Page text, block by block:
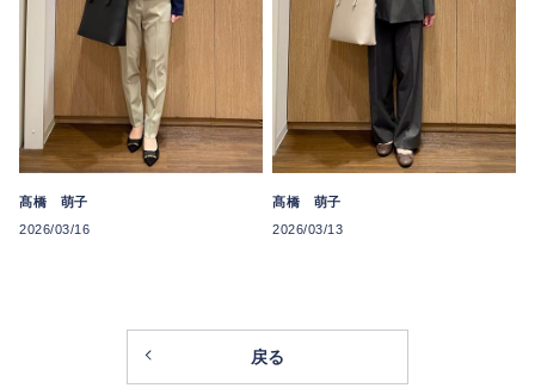
髙橋 萌子
2026/03/16
髙橋 萌子
2026/03/13
戻る